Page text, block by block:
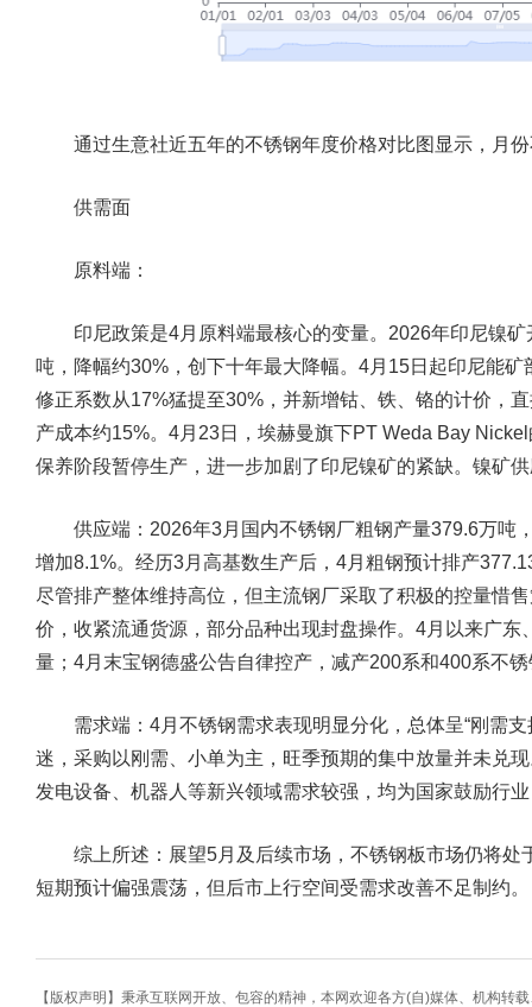
通过生意社近五年的不锈钢年度价格对比图显示，月份
供需面
原料端：
印尼政策是4月原料端最核心的变量。2026年印尼镍矿
吨，降幅约30%，创下十年最大降幅。4月15日起印尼能
修正系数从17%猛提至30%，并新增钴、铁、铬的计价，
产成本约15%。4月23日，埃赫曼旗下PT Weda Bay
保养阶段暂停生产，进一步加剧了印尼镍矿的紧缺。镍矿
供应端： 2026年3月国内不锈钢厂粗钢产量379.6万吨
增加8.1%。经历3月高基数生产后，4月粗钢预计排产
尽管排产整体维持高位，但主流钢厂采取了积极的控量惜
价，收紧流通货源，部分品种出现封盘操作。4月以来广
量；4月末宝钢德盛公告自律控产，减产200系和400系不
需求端： 4月不锈钢需求表现明显分化，总体呈“刚需
迷，采购以刚需、小单为主，旺季预期的集中放量并未兑
发电设备、机器人等新兴领域需求较强，均为国家鼓励行
综上所述：展望5月及后续市场，不锈钢板市场仍将处于
短期预计偏强震荡，但后市上行空间受需求改善不足制约。
【版权声明】秉承互联网开放、包容的精神，本网欢迎各方(自)媒体、机构转